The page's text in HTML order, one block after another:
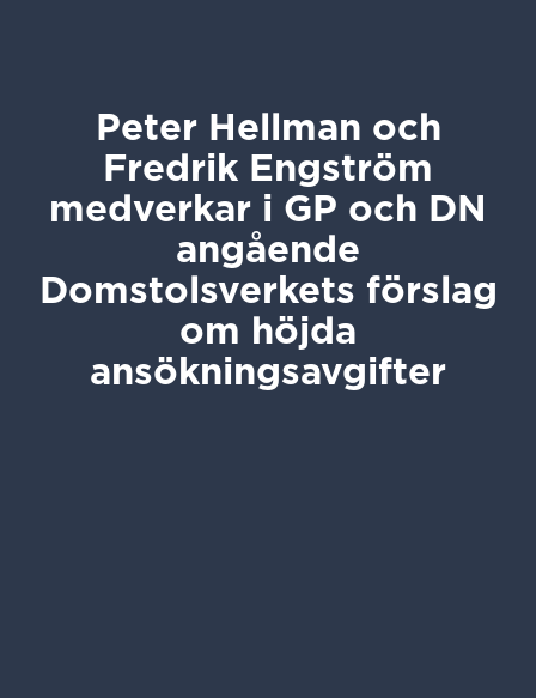
Peter Hellman och
Fredrik Engström
medverkar i GP och DN
angående
Domstolsverkets förslag
om höjda
ansökningsavgifter